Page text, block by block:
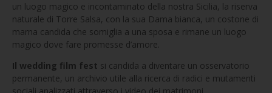
un luogo magico e incontaminato della nostra Sicilia, la riserva
naturale di Torre Salsa, con la sua Dama bianca, un costone di
marna candida che somiglia a una sposa e rimane un luogo
magico dove fare promesse d’amore.
Il wedding film fest si candida a diventare un osservatorio
permanente, un archivio utile alla ricerca di radici e mutamenti